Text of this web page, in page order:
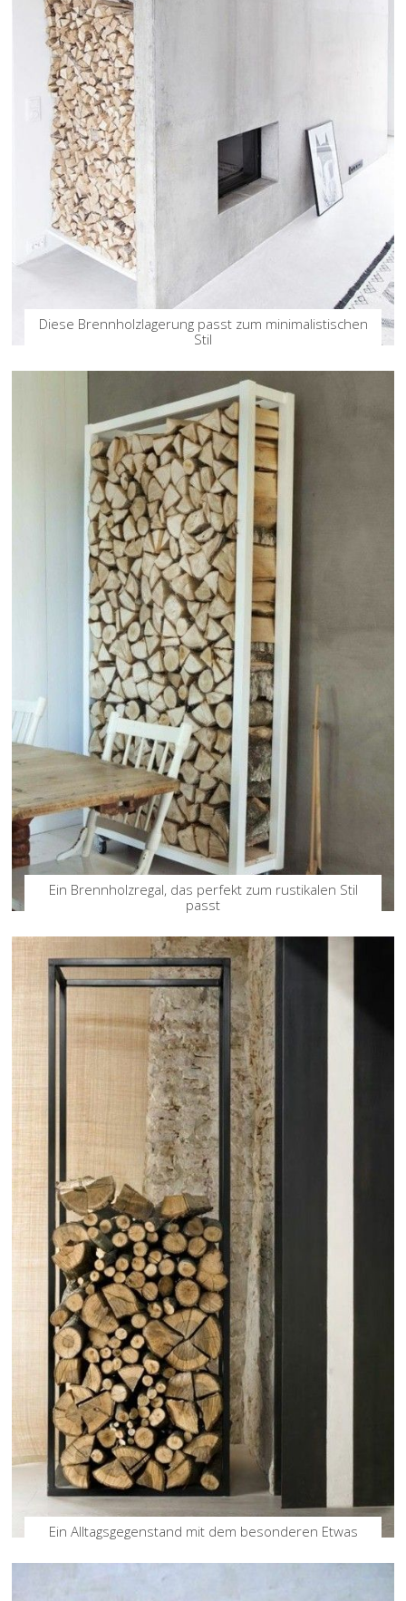
Diese Brennholzlagerung passt zum minimalistischen
Stil
Ein Brennholzregal, das perfekt zum rustikalen Stil
passt
Ein Alltagsgegenstand mit dem besonderen Etwas